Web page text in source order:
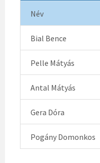
Név
Bial Bence
Pelle Mátyás
Antal Mátyás
Gera Dóra
Pogány Domonkos